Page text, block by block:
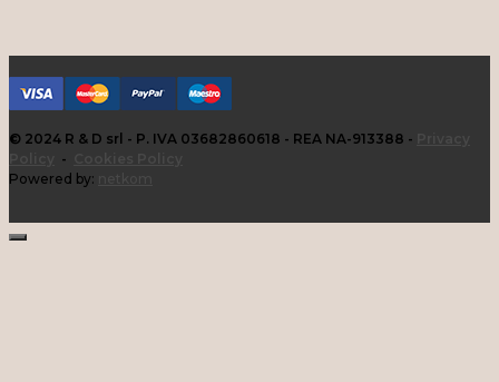
© 2024 R & D srl - P. IVA 03682860618 - REA NA-913388 -
-
Powered by: